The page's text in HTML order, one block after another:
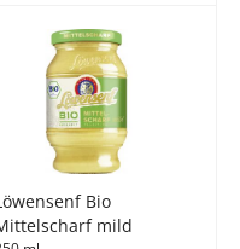
Bio
mild